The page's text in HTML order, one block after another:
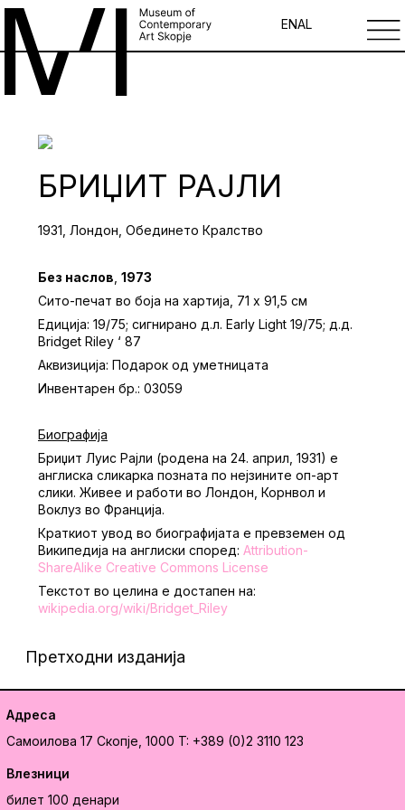
ENAL
БРИЏИТ РАЈЛИ
1931, Лондон, Обединето Кралство
Без наслов 1973
Сито-печат во боја на хартија, 71 x 91,5 см
Едиција: 19/75; сигнирано д.л. Early Light 19/75; д.д.
Bridget Riley ‘ 87
Аквизиција: Подарок од уметницата
Инвентарен бр.: 03059
Биографија
Бриџит Луис Рајли (родена на 24. април, 1931) е
англиска сликарка позната по нејзините оп-арт
слики. Живее и работи во Лондон, Корнвол и
Воклуз во Франција.
Краткиот увод во биографијата е превземен од
Википедија на англиски според: Attribution-
ShareAlike Creative Commons License
Текстот во целина е достапен на:
wikipedia.org/wiki/Bridget_Riley
Претходни изданија
Адреса
Самоилова 17 Скопје, 1000 T: +389 (0)2 3110 123
Влезници
билет 100 денари